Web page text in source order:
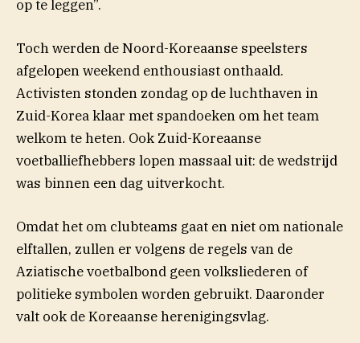
op te leggen”.
Toch werden de Noord-Koreaanse speelsters
afgelopen weekend enthousiast onthaald.
Activisten stonden zondag op de luchthaven in
Zuid-Korea klaar met spandoeken om het team
welkom te heten. Ook Zuid-Koreaanse
voetballiefhebbers lopen massaal uit: de wedstrijd
was binnen een dag uitverkocht.
Omdat het om clubteams gaat en niet om nationale
elftallen, zullen er volgens de regels van de
Aziatische voetbalbond geen volksliederen of
politieke symbolen worden gebruikt. Daaronder
valt ook de Koreaanse herenigingsvlag.